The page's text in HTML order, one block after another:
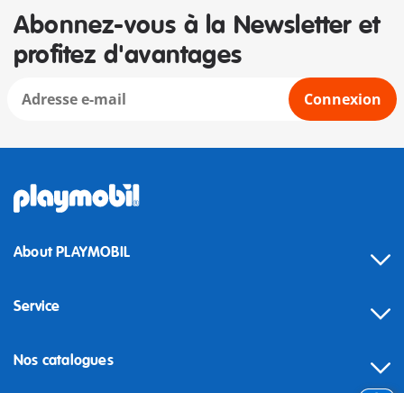
Abonnez-vous à la Newsletter et
profitez d'avantages
Connexion
About PLAYMOBIL
Service
Nos catalogues